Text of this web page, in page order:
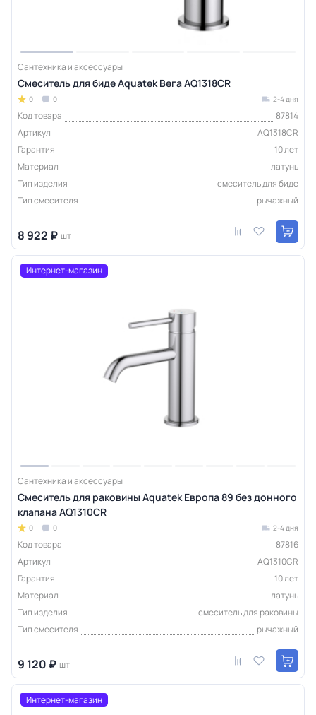
Сантехника и аксессуары
Смеситель для биде Aquatek Вега AQ1318CR
0 0 2-4 дня
Код товара
87814
Артикул
AQ1318CR
Гарантия
10 лет
Материал
латунь
Тип изделия
смеситель для биде
Тип смесителя
рычажный
8 922 ₽ шт
Интернет-магазин
Сантехника и аксессуары
Смеситель для раковины Aquatek Европа 89 без донного
клапана AQ1310CR
0 0 2-4 дня
Код товара
87816
Артикул
AQ1310CR
Гарантия
10 лет
Материал
латунь
Тип изделия
смеситель для раковины
Тип смесителя
рычажный
9 120 ₽ шт
Интернет-магазин